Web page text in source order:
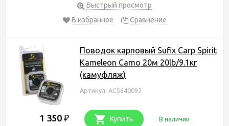
Быстрый просмотр
В избранное
Сравнение
Поводок карповый Sufix Carp Spirit
Kameleon Camo 20м 20lb/9.1кг
(камуфляж)
Артикул: ACS640092
1 350 ₽ Купить В наличии